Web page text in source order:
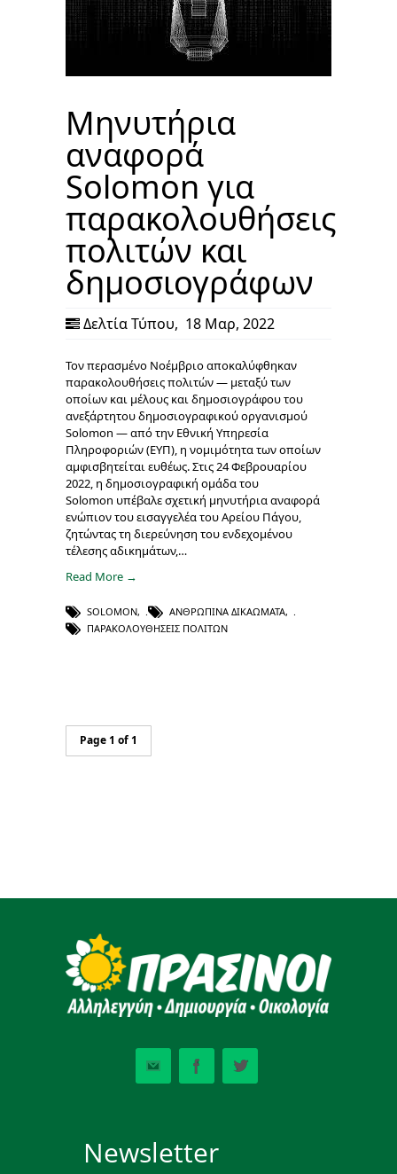
Μηνυτήρια
αναφορά
Solomon για
παρακολουθήσεις
πολιτών και
δημοσιογράφων
Δελτία Τύπου, 18 Μαρ, 2022
Τον περασμένο Νοέμβριο αποκαλύφθηκαν
παρακολουθήσεις πολιτών ― μεταξύ των
οποίων και μέλους και δημοσιογράφου του
ανεξάρτητου δημοσιογραφικού οργανισμού
Solomon ― από την Εθνική Υπηρεσία
Πληροφοριών (ΕΥΠ), η νομιμότητα των οποίων
αμφισβητείται ευθέως. Στις 24 Φεβρουαρίου
2022, η δημοσιογραφική ομάδα του
Solomon υπέβαλε σχετική μηνυτήρια αναφορά
ενώπιον του εισαγγελέα του Αρείου Πάγου,
ζητώντας τη διερεύνηση του ενδεχομένου
τέλεσης αδικημάτων,…
Read More →
SOLOMON, ΑΝΘΡΏΠΙΝΑ ΔΙΚΑΏΜΑΤΑ,
ΠΑΡΑΚΟΛΟΥΘΉΣΕΙΣ ΠΟΛΙΤΏΝ
Page 1 of 1
Newsletter